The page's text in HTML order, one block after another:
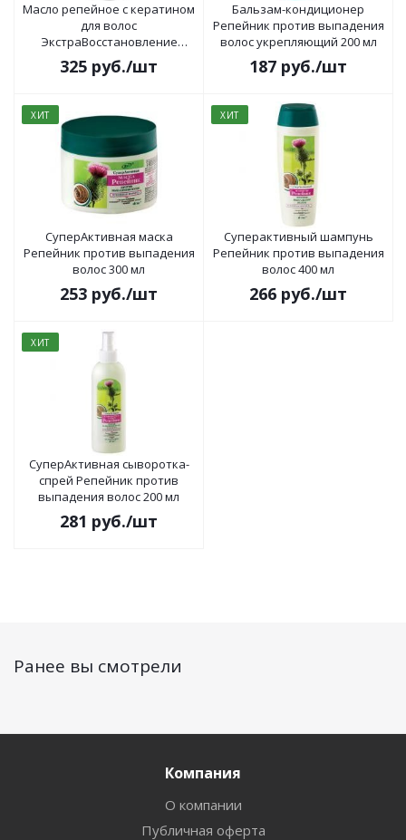
Масло репейное с кератином
для волос
ЭкстраВосстановление
Репейник 100мл
325 руб./шт
Бальзам-кондиционер
Репейник против выпадения
волос укрепляющий 200 мл
187 руб./шт
ХИТ
СуперАктивная маска
Репейник против выпадения
волос 300 мл
253 руб./шт
ХИТ
Суперактивный шампунь
Репейник против выпадения
волос 400 мл
266 руб./шт
ХИТ
СуперАктивная сыворотка-
спрей Репейник против
выпадения волос 200 мл
281 руб./шт
Ранее вы смотрели
Компания
О компании
Публичная оферта